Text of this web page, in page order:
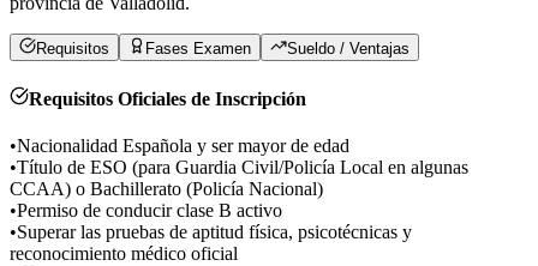
Requisitos Fases Examen Sueldo / Ventajas
Requisitos Oficiales de Inscripción
•Nacionalidad Española y ser mayor de edad
•Título de ESO (para Guardia Civil/Policía Local en algunas
CCAA) o Bachillerato (Policía Nacional)
•Permiso de conducir clase B activo
•Superar las pruebas de aptitud física, psicotécnicas y
reconocimiento médico oficial